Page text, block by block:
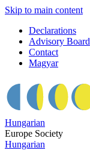
Skip to main content
Declarations
Advisory Board
Contact
Magyar
Hungarian
Europe Society
Hungarian